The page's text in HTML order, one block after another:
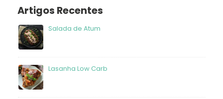
Artigos Recentes
Salada de Atum
Lasanha Low Carb